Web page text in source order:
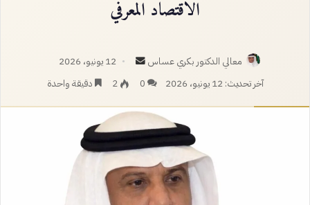
الاقتصاد المعرفي
معالي الدكتور بكري عساس
أرسل
بريدا
12 يونيو، 2026
آخر تحديث: 12 يونيو، 2026
0
2 دقيقة واحدة